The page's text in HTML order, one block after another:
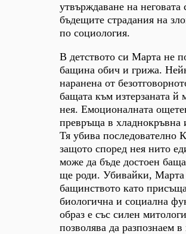
утвърждаване на неговата
бъдещите страдания на
по социология.
В детството си Марта не
бащина обич и грижа.
наранена от
бащата към изтерзаната й
нея. Емоционалната
превръща в хладнокръвна
Тя убива последователно
защото според нея нито
може да бъде достоен
ще роди. Убивайки, Марта
бащинството като
биологична и социална
образ е със силен
позволява да разпознаем